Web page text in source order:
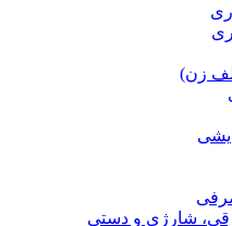
زن)
شارژی و دستی